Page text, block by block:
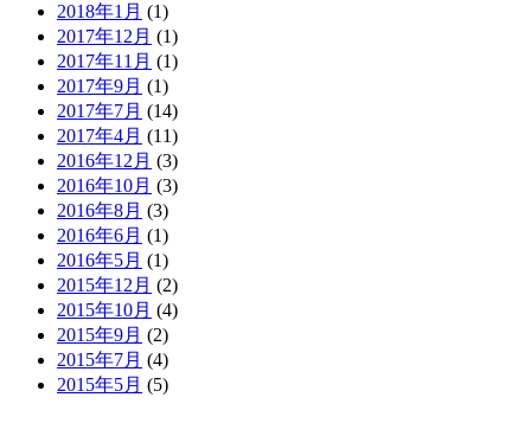
2018年1月 (1)
2017年12月 (1)
2017年11月 (1)
2017年9月 (1)
2017年7月 (14)
2017年4月 (11)
2016年12月 (3)
2016年10月 (3)
2016年8月 (3)
2016年6月 (1)
2016年5月 (1)
2015年12月 (2)
2015年10月 (4)
2015年9月 (2)
2015年7月 (4)
2015年5月 (5)